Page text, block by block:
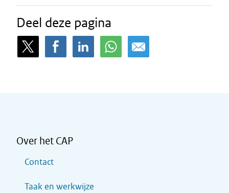
Deel deze pagina
Over het CAP
Contact
Taak en werkwijze